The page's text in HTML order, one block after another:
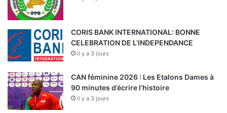
CELEBRATION DE L’INDEPENDANCE
il y a 3 jours
90 minutes d’écrire l’histoire
il y a 3 jours